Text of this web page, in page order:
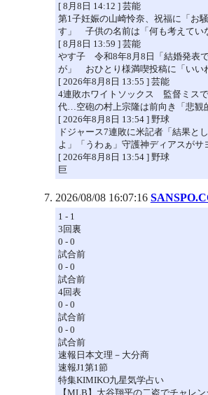
[ 8月8日 14:12 ] 芸能
第1子妊娠の山崎怜奈、祝福に「お
す」 子供の名前は「何も考えてい
[ 8月8日 13:59 ] 芸能
やす子 令和8年8月8日「結婚発表
が」 おひとり様満喫投稿に「いい
[ 2026年8月8日 13:55 ] 芸能
4連敗ホワイトソックス 監督ミス
代…空砲の村上宗隆は前向き「悲観
[ 2026年8月8日 13:54 ] 野球
ドジャース7連敗に米記者「結果と
よ」「うわぁ」守護神ディアスがサ
[ 2026年8月8日 13:54 ] 野球
巨
2026/08/08 16:07:16
1 - 1
3回裏
0 - 0
試合前
0 - 0
試合前
4回表
0 - 0
試合前
0 - 0
試合前
速報日本文理－大分商
速報J1第1節
特集KIMIKO九星気学占い
【MLB】大谷翔平の二盗でチャレ